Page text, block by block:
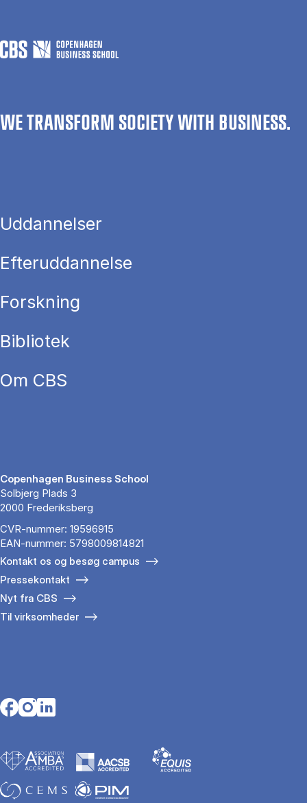
WE TRANSFORM SOCIETY WITH BUSINESS.
Uddannelser
Efteruddannelse
Forskning
Bibliotek
Om CBS
Copenhagen Business School
Solbjerg Plads 3
2000 Frederiksberg
CVR-nummer: 19596915
EAN-nummer: 5798009814821
Kontakt os og besøg campus
Pressekontakt
Nyt fra CBS
Til virksomheder
Opens in a new tab
Opens in a new tab
Opens in a new tab